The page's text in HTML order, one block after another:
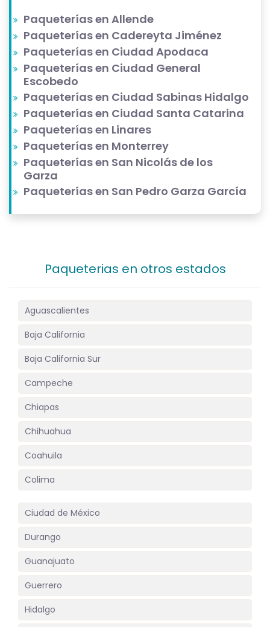
Paqueterías en Allende
Paqueterías en Cadereyta Jiménez
Paqueterías en Ciudad Apodaca
Paqueterías en Ciudad General
Escobedo
Paqueterías en Ciudad Sabinas Hidalgo
Paqueterías en Ciudad Santa Catarina
Paqueterías en Linares
Paqueterías en Monterrey
Paqueterías en San Nicolás de los
Garza
Paqueterías en San Pedro Garza García
Paqueterias en otros estados
Aguascalientes
Baja California
Baja California Sur
Campeche
Chiapas
Chihuahua
Coahuila
Colima
Ciudad de México
Durango
Guanajuato
Guerrero
Hidalgo